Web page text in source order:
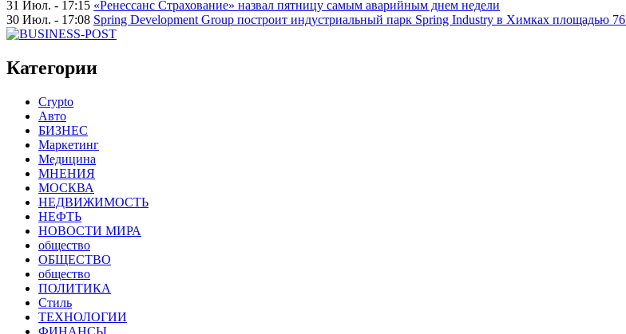
31 Июл. - 17:15 «Ренессанс Страхование» назвал пятницу самым аварийным днем недели
30 Июл. - 17:08 Spring Development Group построит индустриальный парк Spring Industry в Химках площадью
Категории
Crypto
Авто
БИЗНЕС
Маркетинг
Медицина
МНЕНИЯ
МОСКВА
НЕДВИЖИМОСТЬ
НЕФТЬ
НОВОСТИ МИРА
общество
ОБЩЕСТВО
общество
ПОЛИТИКА
Стиль
ТЕХНОЛОГИИ
ФИНАНСЫ